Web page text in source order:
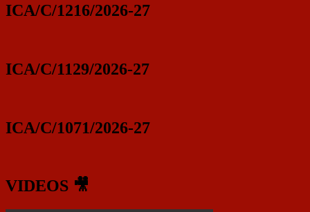
ICA/C/1216/2026-27
ICA/C/1129/2026-27
ICA/C/1071/2026-27
VIDEOS 🎥